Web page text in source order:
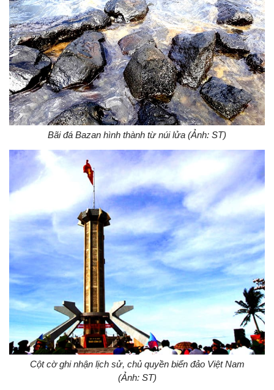
Bãi đá Bazan hình thành từ núi lửa (Ảnh: ST)
Cột cờ ghi nhận lịch sử, chủ quyền biển đảo Việt Nam
(Ảnh: ST)